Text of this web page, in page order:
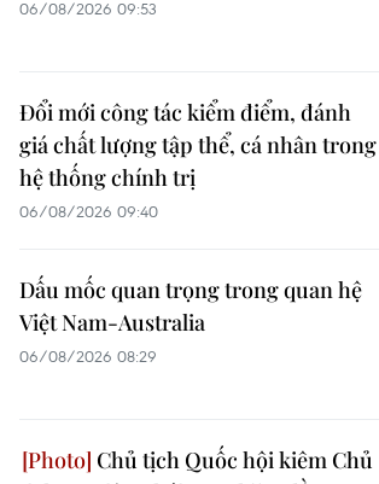
06/08/2026 09:53
Đổi mới công tác kiểm điểm, đánh
giá chất lượng tập thể, cá nhân trong
hệ thống chính trị
06/08/2026 09:40
Dấu mốc quan trọng trong quan hệ
Việt Nam-Australia
06/08/2026 08:29
Chủ tịch Quốc hội kiêm Chủ